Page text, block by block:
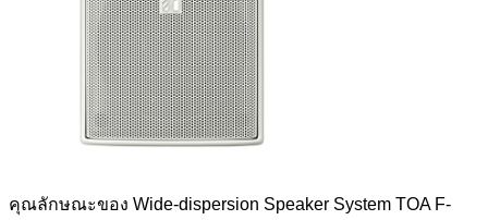
คุณลักษณะของ Wide-dispersion Speaker System TOA F-